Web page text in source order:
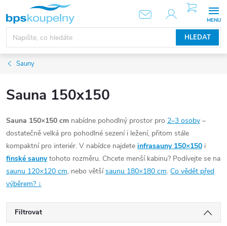
obsah
HLEDAT
NÁKUPNÍ
KOŠÍK
Sauny
Sauna 150x150
Sauna 150×150 cm nabídne pohodlný prostor pro 2–3 osoby –
dostatečně velká pro pohodlné sezení i ležení, přitom stále
kompaktní pro interiér. V nabídce najdete infrasauny 150×150 i
finské saunytohoto rozměru. Chcete menší kabinu? Podívejte se na
saunu 120×120 cm, nebo většísaunu 180×180 cm. Co vědět před
výběrem? ↓
Filtrovat